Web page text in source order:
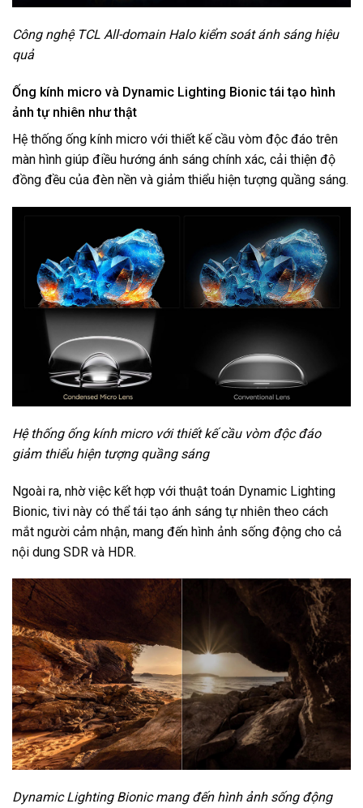
Công nghệ TCL All-domain Halo kiểm soát ánh sáng hiệu
quả
Ống kính micro và Dynamic Lighting Bionic tái tạo hình
ảnh tự nhiên như thật
Hệ thống ống kính micro với thiết kế cầu vòm độc đáo trên
màn hình giúp điều hướng ánh sáng chính xác, cải thiện độ
đồng đều của đèn nền và giảm thiểu hiện tượng quầng sáng.
Hệ thống ống kính micro với thiết kế cầu vòm độc đáo
giảm thiểu hiện tượng quầng sáng
Ngoài ra, nhờ việc kết hợp với thuật toán Dynamic Lighting
Bionic, tivi này có thể tái tạo ánh sáng tự nhiên theo cách
mắt người cảm nhận, mang đến hình ảnh sống động cho cả
nội dung SDR và HDR.
Dynamic Lighting Bionic mang đến hình ảnh sống động